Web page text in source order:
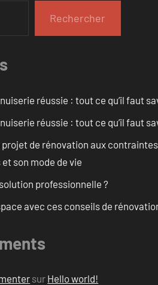
Rechercher
réussie : tout ce qu’il faut
réussie : tout ce qu’il faut
de rénovation aux
son mode de vie
professionnelle ?
avec ces conseils de
sur Hello world!